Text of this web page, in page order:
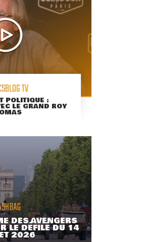
TV
POLITIQUE :
LE GRAND ROY
DES AVENGERS
LE DÉFILÉ DU 14
2026